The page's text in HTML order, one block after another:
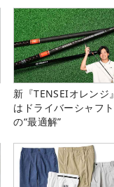
新『TENSEIオレンジ』
はドライバーシャフト
の“最適解”